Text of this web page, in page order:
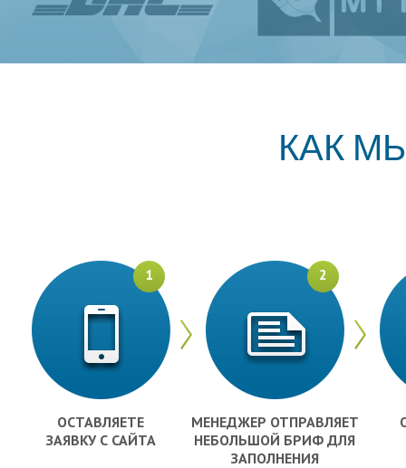
КАК
1
ОСТАВЛЯЕТЕ
ЗАЯВКУ С САЙТА
2
МЕНЕДЖЕР ОТПРАВЛЯЕТ
НЕБОЛЬШОЙ БРИФ ДЛЯ
ЗАПОЛНЕНИЯ